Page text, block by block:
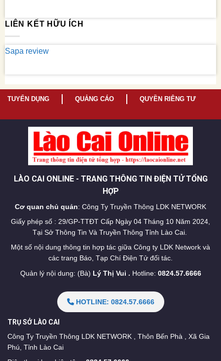
LIÊN KẾT HỮU ÍCH
Sapa review
TUYỂN DỤNG QUẢNG CÁO QUYỀN RIÊNG TƯ
LÀO CAI ONLINE - TRANG THÔNG TIN ĐIỆN TỬ TỔNG
HỢP
Cơ quan chủ quản: Công Ty Truyền Thông LDK NETWORK
Giấy phép số : 29/GP-TTĐT Cấp Ngày 04 Tháng 10 Năm 2024,
Tại Sở Thông Tin Và Truyền Thông Tỉnh Lào Cai.
Một số nội dung thông tin hợp tác giữa Công ty LDK Network và
các trang Báo, Tạp Chí Điện Tử đối tác.
Quản lý nội dung: (Bà) Lý Thị Vui . Hotline: 0824.57.6666
HOTLINE: 0824.57.6666
TRỤ SỞ LÀO CAI
Công Ty Truyền Thông LDK NETWORK , Thôn Bến Phà , Xã Gia
Phú, Tỉnh Lào Cai